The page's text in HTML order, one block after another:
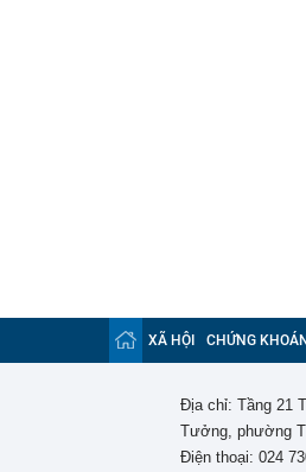
XÃ HỘI CHỨNG KHOÁN
Địa chỉ: Tầng 21
Tưởng, phường
Điện thoại: 024